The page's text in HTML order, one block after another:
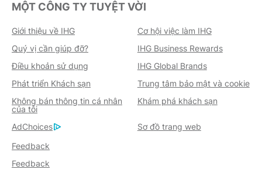
MỘT CÔNG TY TUYỆT VỜI
Giới thiệu về IHG
Cơ hội việc làm IHG
Quý vị cần giúp đỡ?
IHG Business Rewards
Điều khoản sử dụng
IHG Global Brands
Phát triển Khách sạn
Trung tâm bảo mật và cookie
Không bán thông tin cá nhân
của tôi
Khám phá khách sạn
AdChoices
Sơ đồ trang web
Feedback
Feedback